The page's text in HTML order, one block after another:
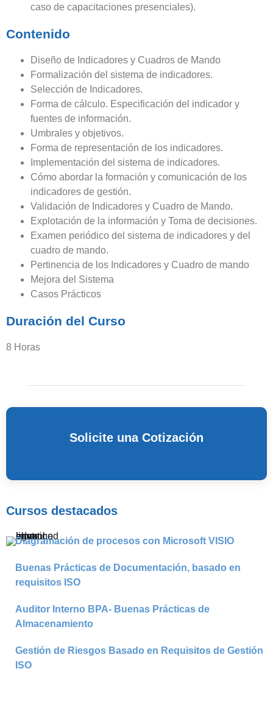
caso de capacitaciones presenciales).
Contenido
Diseño de Indicadores y Cuadros de Mando
Formalización del sistema de indicadores.
Selección de Indicadores.
Forma de cálculo. Especificación del indicador y
fuentes de información.
Umbrales y objetivos.
Forma de representación de los indicadores.
Implementación del sistema de indicadores.
Cómo abordar la formación y comunicación de los
indicadores de gestión.
Validación de Indicadores y Cuadro de Mando.
Explotación de la información y Toma de decisiones.
Examen periódico del sistema de indicadores y del
cuadro de mando.
Pertinencia de los Indicadores y Cuadro de mando
Mejora del Sistema
Casos Prácticos
Duración del Curso
8 Horas
Solicite una Cotización
Cursos destacados
Diagramación de procesos con Microsoft VISIO
Buenas Prácticas de Documentación, basado en
requisitos ISO
Auditor Interno BPA- Buenas Prácticas de
Almacenamiento
Gestión de Riesgos Basado en Requisitos de Gestión
ISO